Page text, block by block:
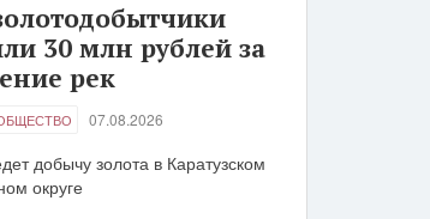
30 млн рублей за
рек
07.08.2026
добычу золота в Каратузском
округе